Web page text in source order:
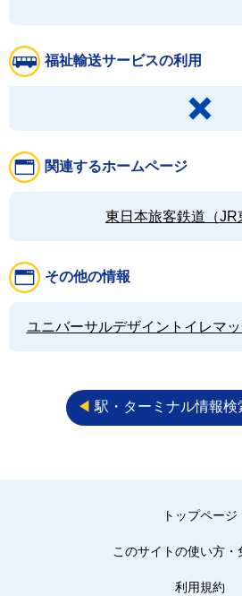
福祉輸送サービスの利用
関連するホームページ
東日本旅客鉄道（JR
その他の情報
ユニバーサルデザイントイレマッ
◀︎ 駅・ターミナル情報検
トップページ
このサイトの使い方・
利用規約